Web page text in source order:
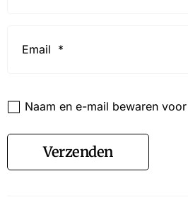
Naam en e-mail bewaren
Verzenden